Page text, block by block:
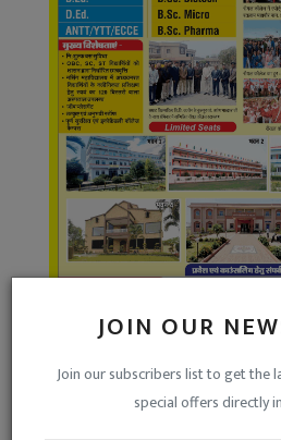
JOIN OUR
Join our subscribers list to get the
special offers directly